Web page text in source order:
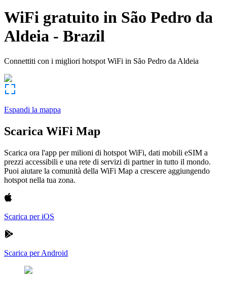
WiFi gratuito in São Pedro da
Aldeia - Brazil
Connettiti con i migliori hotspot WiFi in São Pedro da Aldeia
Espandi la mappa
Scarica WiFi Map
Scarica ora l'app per milioni di hotspot WiFi, dati mobili eSIM a
prezzi accessibili e una rete di servizi di partner in tutto il mondo.
Puoi aiutare la comunità della WiFi Map a crescere aggiungendo
hotspot nella tua zona.
Scarica per iOS
Scarica per Android